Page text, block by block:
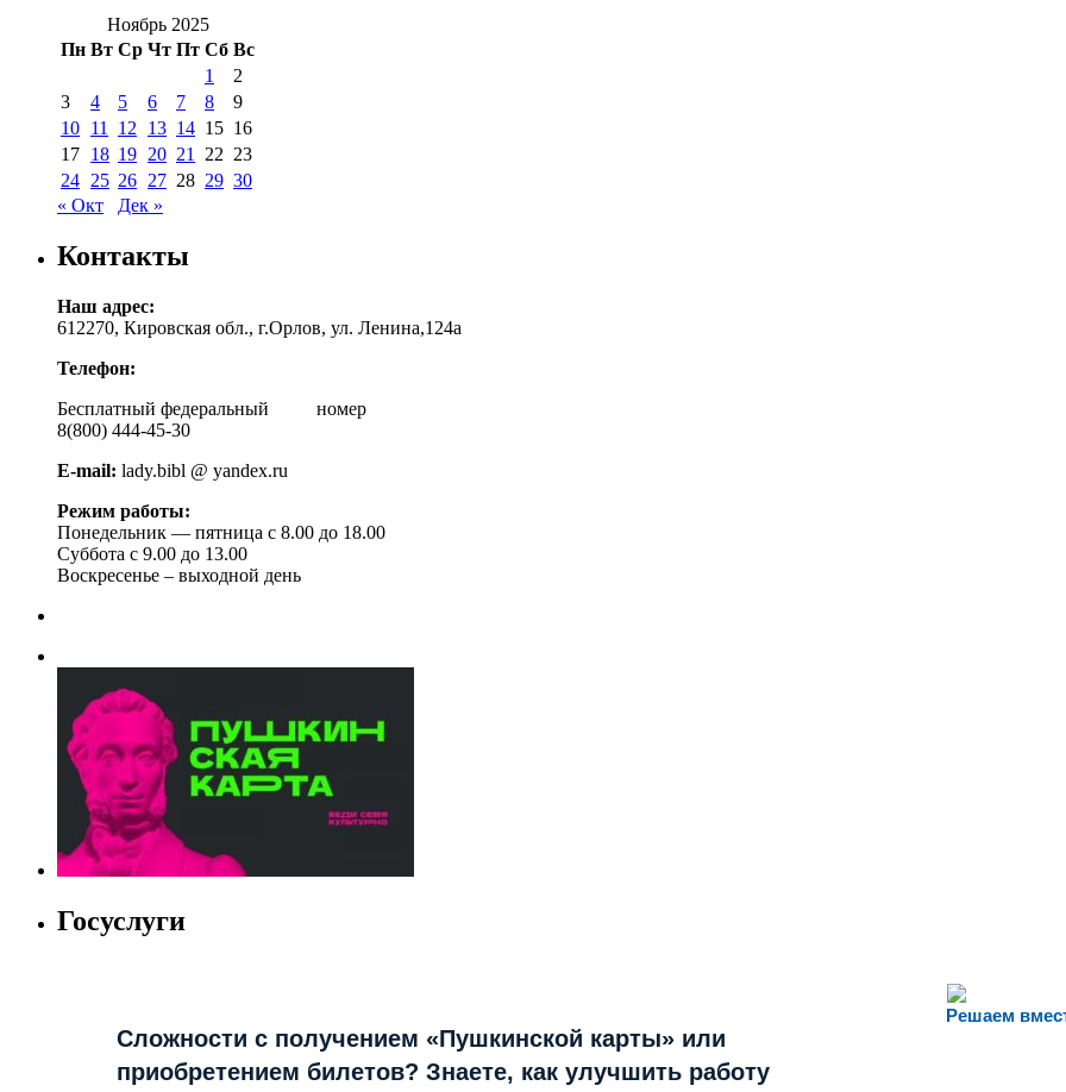
Ноябрь 2025
Пн Вт Ср Чт Пт Сб Вс
1
2
3
4 5 6 7 8
9
10 11 12 13 14 15 16
17 18 19 20 21 22 23
24 25 26 27 28 29 30
« Окт
Дек »
Контакты
Наш адрес:
612270, Кировская обл., г.Орлов, ул. Ленина,124а
Телефон:
Бесплатный федеральный номер
8(800) 444-45-30
E-mail: lady.bibl @ yandex.ru
Режим работы:
Понедельник — пятница с 8.00 до 18.00
Суббота с 9.00 до 13.00
Воскресенье – выходной день
Госуслуги
Решаем
Сложности с получением «Пушкинской карты» или
приобретением билетов? Знаете, как улучшить работу